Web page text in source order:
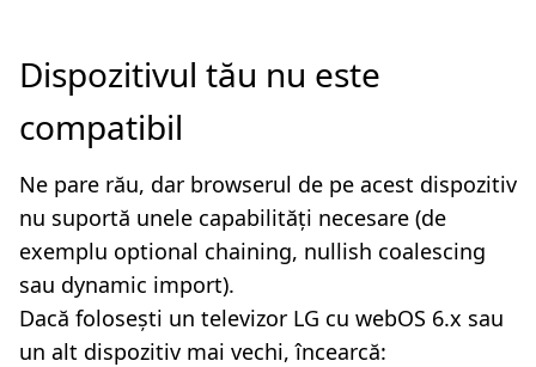
Dispozitivul tău nu este
compatibil
Ne pare rău, dar browserul de pe acest dispozitiv
nu suportă unele capabilități necesare (de
exemplu optional chaining, nullish coalescing
sau dynamic import).
Dacă folosești un televizor LG cu webOS 6.x sau
un alt dispozitiv mai vechi, încearcă: